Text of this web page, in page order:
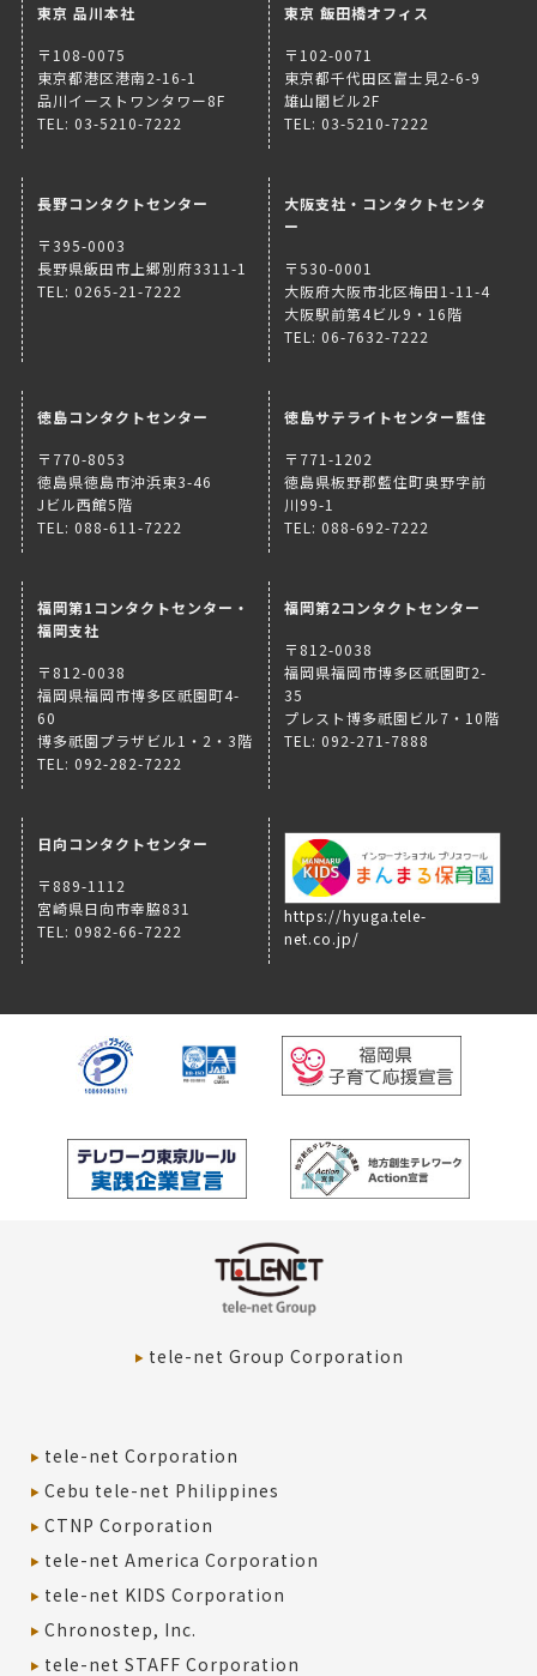
東京 品川本社
〒108-0075
東京都港区港南2-16-1
品川イーストワンタワー8F
TEL: 03-5210-7222
東京 飯田橋オフィス
〒102-0071
東京都千代田区富士見2-6-9
雄山閣ビル2F
TEL: 03-5210-7222
長野コンタクトセンター
〒395-0003
長野県飯田市上郷別府3311-1
TEL: 0265-21-7222
大阪支社・コンタクトセンタ
ー
〒530-0001
大阪府大阪市北区梅田1-11-4
大阪駅前第4ビル9・16階
TEL: 06-7632-7222
徳島コンタクトセンター
〒770-8053
徳島県徳島市沖浜東3-46
Jビル西館5階
TEL: 088-611-7222
徳島サテライトセンター藍住
〒771-1202
徳島県板野郡藍住町奥野字前
川99-1
TEL: 088-692-7222
福岡第1コンタクトセンター・
福岡支社
〒812-0038
福岡県福岡市博多区祇園町4-
60
博多祇園プラザビル1・2・3階
TEL: 092-282-7222
福岡第2コンタクトセンター
〒812-0038
福岡県福岡市博多区祇園町2-
35
プレスト博多祇園ビル7・10階
TEL: 092-271-7888
日向コンタクトセンター
〒889-1112
宮崎県日向市幸脇831
TEL: 0982-66-7222
https://hyuga.tele-
net.co.jp/
tele-net Group Corporation
tele-net Corporation
Cebu tele-net Philippines
CTNP Corporation
tele-net America Corporation
tele-net KIDS Corporation
Chronostep, Inc.
tele-net STAFF Corporation